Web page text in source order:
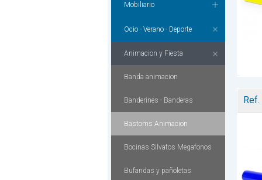
Mobiliario
Ocio - Verano - Deporte
Animacion y Fiesta
Banda animacion
Banderines - Banderas
Bastoms Animacion
Bocinas Silvatos Megafonos
Bufandas y pañoletas
Ref.